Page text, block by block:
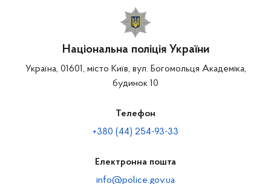
Національна поліція України
Україна, 01601, місто Київ, вул. Богомольця Академіка,
будинок 10
Телефон
+380 (44) 254-93-33
Електронна пошта
info@police.gov.ua